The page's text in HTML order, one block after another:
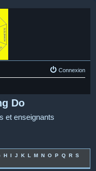
Connexion
Do
et enseignants
H I J K L M N O P Q R S